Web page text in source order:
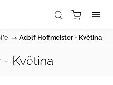
/ Adolf Hoffmeister - Květina
Květina